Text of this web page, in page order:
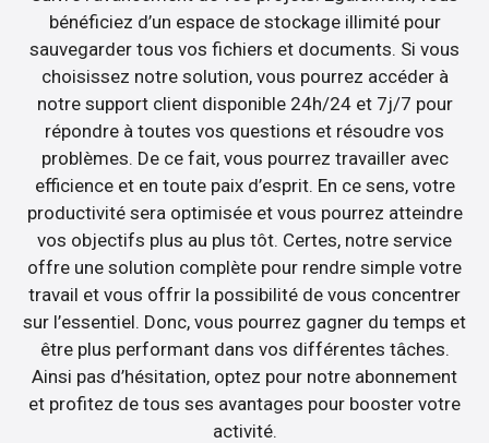
bénéficiez d’un espace de stockage illimité pour
sauvegarder tous vos fichiers et documents. Si vous
choisissez notre solution, vous pourrez accéder à
notre support client disponible 24h/24 et 7j/7 pour
répondre à toutes vos questions et résoudre vos
problèmes. De ce fait, vous pourrez travailler avec
efficience et en toute paix d’esprit. En ce sens, votre
productivité sera optimisée et vous pourrez atteindre
vos objectifs plus au plus tôt. Certes, notre service
offre une solution complète pour rendre simple votre
travail et vous offrir la possibilité de vous concentrer
sur l’essentiel. Donc, vous pourrez gagner du temps et
être plus performant dans vos différentes tâches.
Ainsi pas d’hésitation, optez pour notre abonnement
et profitez de tous ses avantages pour booster votre
activité.